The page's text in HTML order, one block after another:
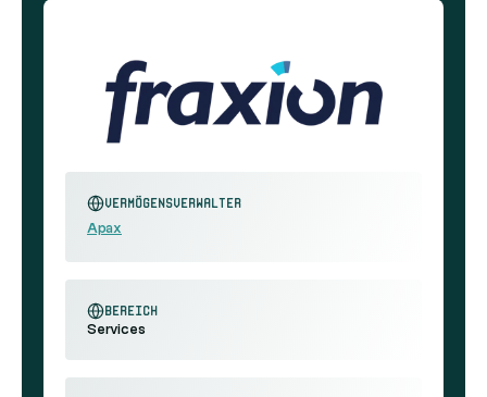
Vermögensverwalter
Apax
Bereich
Services